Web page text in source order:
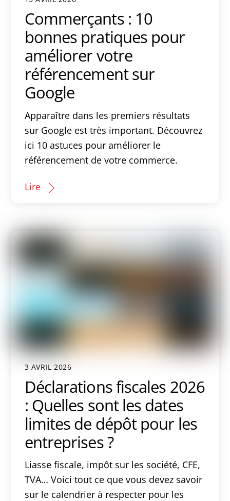
Commerçants : 10
bonnes pratiques pour
améliorer votre
référencement sur
Google
Apparaître dans les premiers résultats
sur Google est très important. Découvrez
ici 10 astuces pour améliorer le
référencement de votre commerce.
Lire
3 AVRIL 2026
Déclarations fiscales 2026
: Quelles sont les dates
limites de dépôt pour les
entreprises ?
Liasse fiscale, impôt sur les société, CFE,
TVA… Voici tout ce que vous devez savoir
sur le calendrier à respecter pour les